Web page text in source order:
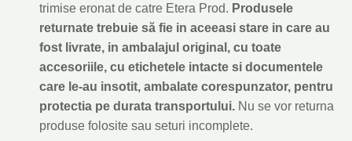
trimise eronat de catre Etera Prod. Produsele
returnate trebuie să fie in aceeasi stare in care au
fost livrate, in ambalajul original, cu toate
accesoriile, cu etichetele intacte si documentele
care le-au insotit, ambalate corespunzator, pentru
protectia pe durata transportului.Nu se vor returna
produse folosite sau seturi incomplete.